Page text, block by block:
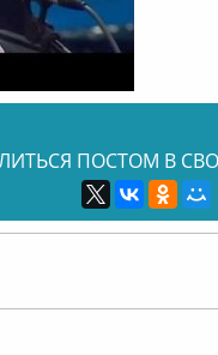
ПОСТОМ В